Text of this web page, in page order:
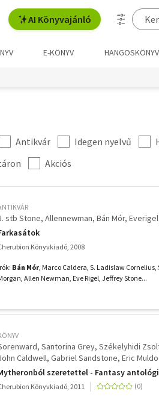
AI Könyvajánló
E-KÖNYV HANGOSKÖNYV
Antikvár Idegen nyelvű
Akciós
stb Stone Allennewman Bán Mór Everigel
Könyvkiadó, 2008
Bán Mór, Marco Caldera, S. Ladislaw
Allen Newman, Eve Rigel, Jeffrey Stone...
Santorina Grey Székelyhidi
Caldwell Gabriel Sandstone Eric
szeretettel - Fantasy
Könyvkiadó, 2011